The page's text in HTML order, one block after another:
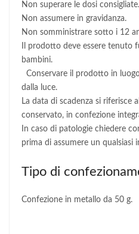
Non superare le dosi
Non assumere in gravidanza.
Non somministrare sotto i 12
Il prodotto deve essere tenuto
bambini.
Conservare il prodotto in
dalla luce.
La data di scadenza si
conservato, in confezione
In caso di patologie chiedere
prima di assumere un qualsiasi
Tipo di
Confezione in metallo da 50 g.